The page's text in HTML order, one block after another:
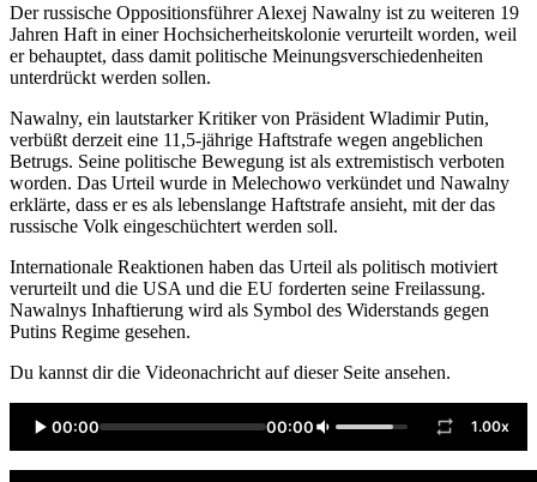
Der russische Oppositionsführer Alexej Nawalny ist zu weiteren 19
Jahren Haft in einer Hochsicherheitskolonie verurteilt worden, weil
er behauptet, dass damit politische Meinungsverschiedenheiten
unterdrückt werden sollen.
Nawalny, ein lautstarker Kritiker von Präsident Wladimir Putin,
verbüßt derzeit eine 11,5-jährige Haftstrafe wegen angeblichen
Betrugs. Seine politische Bewegung ist als extremistisch verboten
worden. Das Urteil wurde in Melechowo verkündet und Nawalny
erklärte, dass er es als lebenslange Haftstrafe ansieht, mit der das
russische Volk eingeschüchtert werden soll.
Internationale Reaktionen haben das Urteil als politisch motiviert
verurteilt und die USA und die EU forderten seine Freilassung.
Nawalnys Inhaftierung wird als Symbol des Widerstands gegen
Putins Regime gesehen.
Du kannst dir die Videonachricht auf dieser Seite ansehen.
00:00 00:00 1.00x